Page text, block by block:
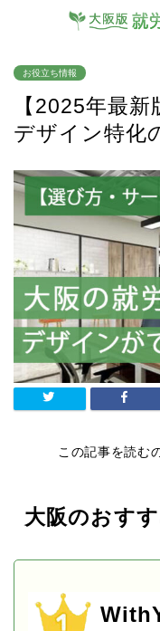
お役立ち情報
【2025年最
デザイン特化
この記事を読む
大阪のおす